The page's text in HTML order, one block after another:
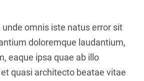
omnis iste natus error sit
doloremque laudantium,
eaque ipsa quae ab illo
quasi architecto beatae vitae